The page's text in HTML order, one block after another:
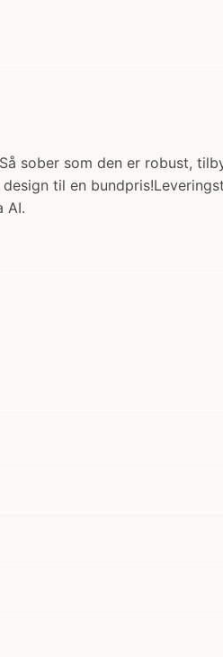
sober som den er robust,
til en
AI.